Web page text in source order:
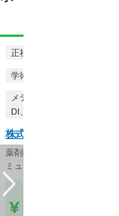
正社員
学術・管理薬剤師
メディカルライター、 MSL
DI、学術
株式会社EPファーマライ
薬剤師の資格・医薬品の知識
ミュニケーション能力…